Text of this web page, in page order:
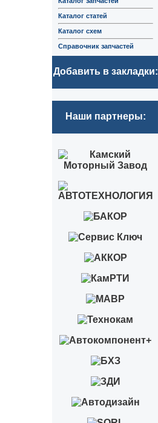
Каталог статей
Каталог схем
Справочник запчастей
Добавить в закладки:
Наши партнеры: